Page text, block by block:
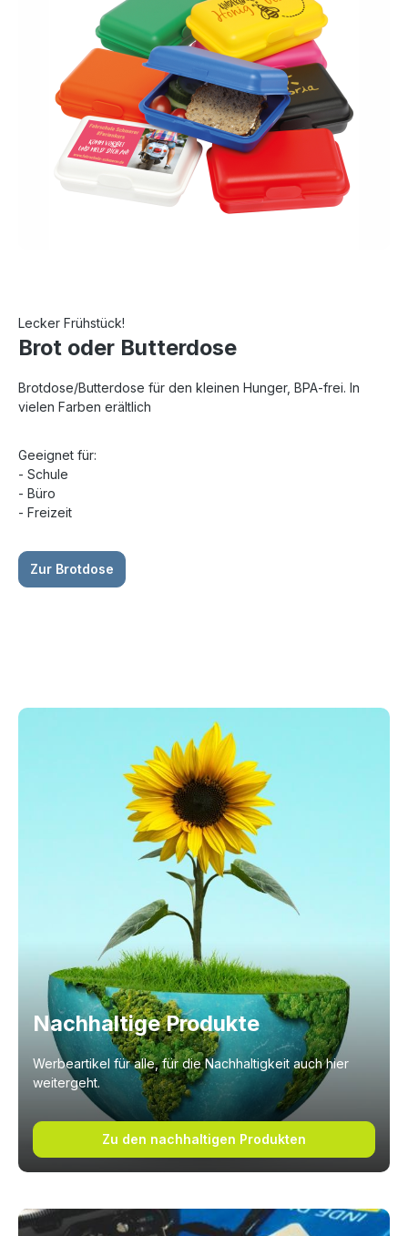
Lecker Frühstück!
Brot oder Butterdose
Brotdose/Butterdose für den kleinen Hunger, BPA-frei. In
vielen Farben erältlich
Geeignet für:
- Schule
- Büro
- Freizeit
Zur Brotdose
Nachhaltige Produkte
Werbeartikel für alle, für die Nachhaltigkeit auch hier
weitergeht.
Zu den nachhaltigen Produkten